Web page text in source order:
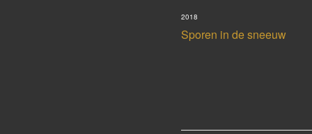
Sporen in de sneeuw
2018